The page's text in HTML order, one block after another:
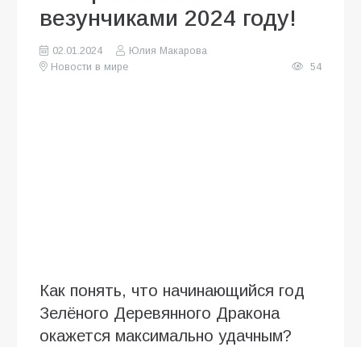
везунчиками 2024 году!
02.01.2024
Юлия Макарова
Новости в мире
54
Как понять, что начинающийся год
Зелёного Деревянного Дракона
окажется максимально удачным?